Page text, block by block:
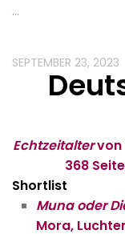
…
SEPTEMBER 23, 2023
Echtzeitaltervon
368
Shortlist
Muna oder
Mora,